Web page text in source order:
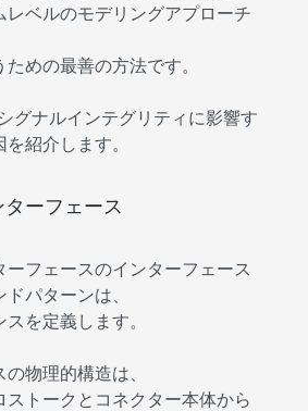
レベルのモデリングアプローチ
めの最善の方法です。
グナルインテグリティに影響す
紹介します。
ーフェース
ーフェースのインターフェース
パターンは、
を定義します。
物理的構造は、
ストークとコネクター本体から